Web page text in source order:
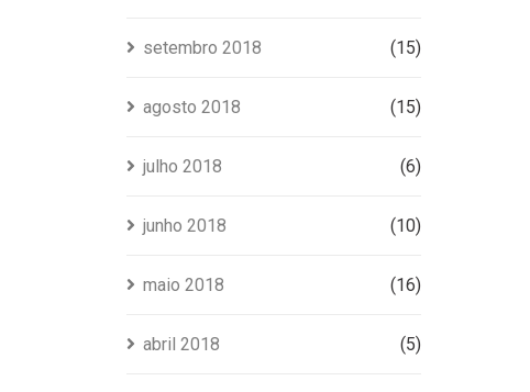
setembro 2018 (15)
agosto 2018 (15)
julho 2018 (6)
junho 2018 (10)
maio 2018 (16)
abril 2018 (5)